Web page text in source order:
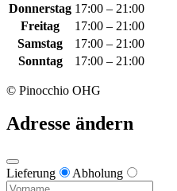
Donnerstag 17:00 – 21:00
Freitag
17:00 – 21:00
Samstag
17:00 – 21:00
Sonntag
17:00 – 21:00
© Pinocchio OHG
Adresse ändern
Lieferung Abholung